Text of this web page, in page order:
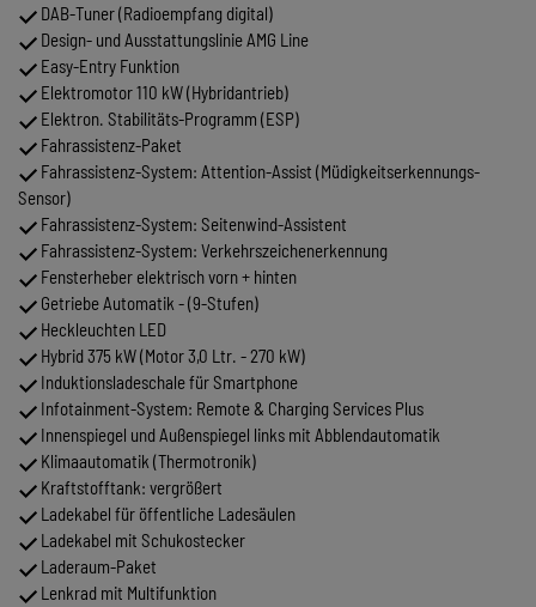
DAB-Tuner (Radioempfang digital)
Design- und Ausstattungslinie AMG Line
Easy-Entry Funktion
Elektromotor 110 kW (Hybridantrieb)
Elektron. Stabilitäts-Programm (ESP)
Fahrassistenz-Paket
Fahrassistenz-System: Attention-Assist (Müdigkeitserkennungs-
Sensor)
Fahrassistenz-System: Seitenwind-Assistent
Fahrassistenz-System: Verkehrszeichenerkennung
Fensterheber elektrisch vorn + hinten
Getriebe Automatik - (9-Stufen)
Heckleuchten LED
Hybrid 375 kW (Motor 3,0 Ltr. - 270 kW)
Induktionsladeschale für Smartphone
Infotainment-System: Remote & Charging Services Plus
Innenspiegel und Außenspiegel links mit Abblendautomatik
Klimaautomatik (Thermotronik)
Kraftstofftank: vergrößert
Ladekabel für öffentliche Ladesäulen
Ladekabel mit Schukostecker
Laderaum-Paket
Lenkrad mit Multifunktion